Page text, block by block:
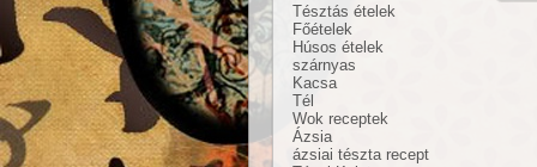
Tésztás ételek
Főételek
Húsos ételek
szárnyas
Kacsa
Tél
Wok receptek
Ázsia
ázsiai tészta recept